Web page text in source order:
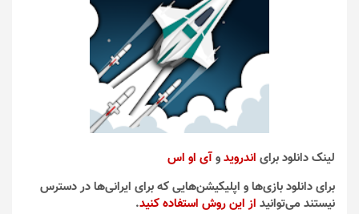
لینک دانلود برای اندرویدوآی او اس
برای دانلود بازی‌ها و اپلیکیشن‌هایی که برای ایرانی‌ها در دسترس
نیستند می‌توانید از این روش استفاده کنید.